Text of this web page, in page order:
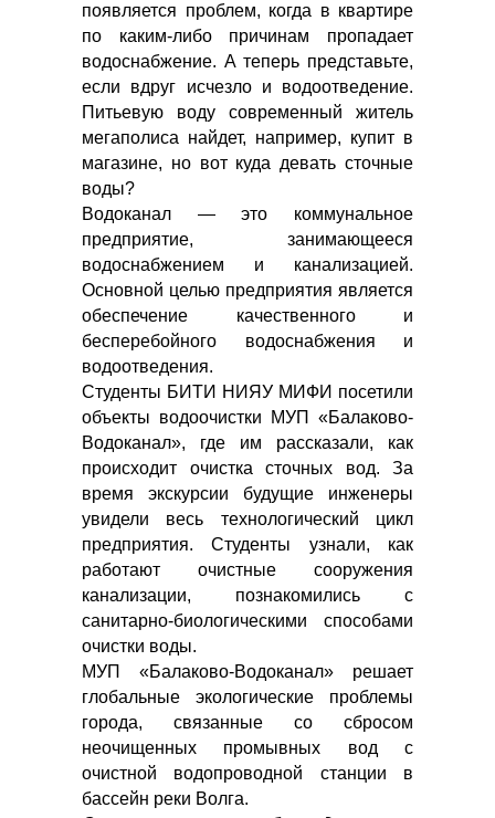
появляется проблем, когда в квартире
по каким-либо причинам пропадает
водоснабжение. А теперь представьте,
если вдруг исчезло и водоотведение.
Питьевую воду современный житель
мегаполиса найдет, например, купит в
магазине, но вот куда девать сточные
воды?
Водоканал — это коммунальное
предприятие, занимающееся
водоснабжением и канализацией.
Основной целью предприятия является
обеспечение качественного и
бесперебойного водоснабжения и
водоотведения.
Студенты БИТИ НИЯУ МИФИ посетили
объекты водоочистки МУП «Балаково-
Водоканал», где им рассказали, как
происходит очистка сточных вод. За
время экскурсии будущие инженеры
увидели весь технологический цикл
предприятия. Студенты узнали, как
работают очистные сооружения
канализации, познакомились с
санитарно-биологическими способами
очистки воды.
МУП «Балаково-Водоканал» решает
глобальные экологические проблемы
города, связанные со сбросом
неочищенных промывных вод с
очистной водопроводной станции в
бассейн реки Волга.